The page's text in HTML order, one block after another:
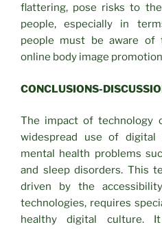
flattering, pose risks to
people, especially in
people must be aware
online body image
CONCLUSIONS-
The impact of technology
widespread use of digital
mental health problems
and sleep disorders. This
driven by the
technologies, requires
healthy digital culture.